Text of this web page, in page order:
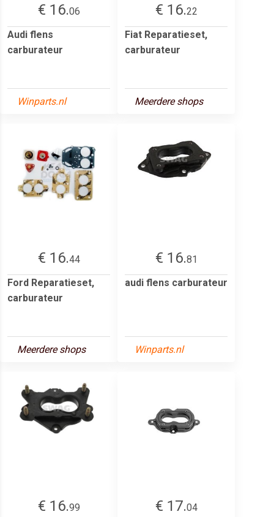
€ 16.06
Audi flens
carburateur
Winparts.nl
€ 16.22
Fiat Reparatieset,
carburateur
Meerdere shops
€ 16.44
Ford Reparatieset,
carburateur
Meerdere shops
€ 16.81
audi flens carburateur
Winparts.nl
€ 16.99
€ 17.04